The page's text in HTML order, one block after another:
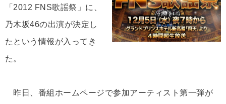
「2012 FNS歌謡祭」に、
乃木坂46の出演が決定し
たという情報が入ってき
た。
昨日、番組ホームページで参加アーティスト第一弾が